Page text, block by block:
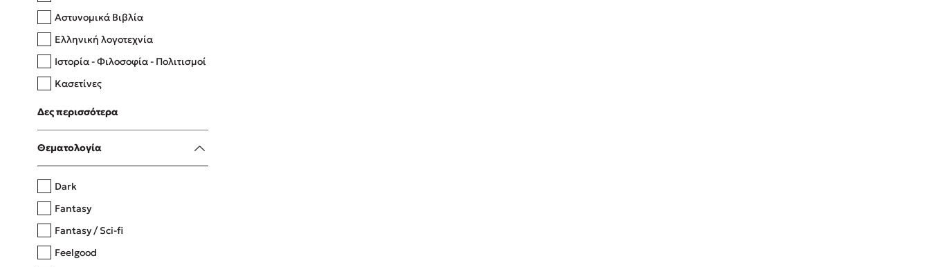
Δανάη Δεληγεώργη
Πάνω, κάτω, μπροστά, πίσω
Η μέθοδος Αφήστε τους
Αστυνομικά Βιβλία
Ελληνική λογοτεχνία
Ιστορία - Φιλοσοφία - Πολιτισμοί
Κασετίνες
Λευκώματα - Έγχρωμοι οδηγοί
Μαγειρική
Δες περισσότερα
Θεματολογία
Dark
Fantasy
Fantasy / Sci-fi
Feelgood